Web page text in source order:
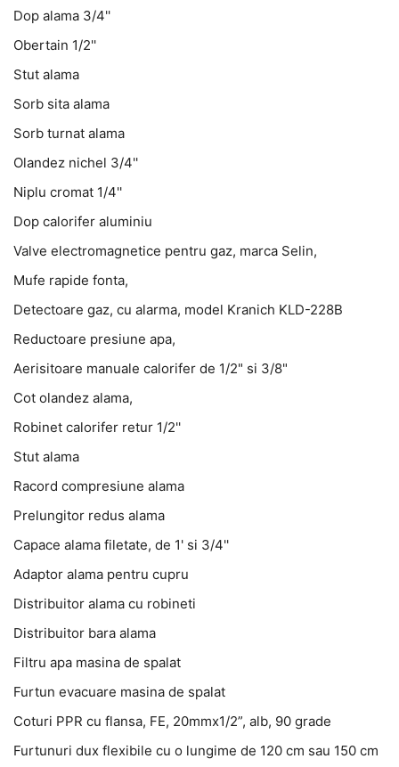
Dop alama 3/4''
Obertain 1/2''
Stut alama
Sorb sita alama
Sorb turnat alama
Olandez nichel 3/4''
Niplu cromat 1/4''
Dop calorifer aluminiu
Valve electromagnetice pentru gaz, marca Selin,
Mufe rapide fonta,
Detectoare gaz, cu alarma, model Kranich KLD-228B
Reductoare presiune apa,
Aerisitoare manuale calorifer de 1/2" si 3/8"
Cot olandez alama,
Robinet calorifer retur 1/2''
Stut alama
Racord compresiune alama
Prelungitor redus alama
Capace alama filetate, de 1' si 3/4''
Adaptor alama pentru cupru
Distribuitor alama cu robineti
Distribuitor bara alama
Filtru apa masina de spalat
Furtun evacuare masina de spalat
Coturi PPR cu flansa, FE, 20mmx1/2”, alb, 90 grade
Furtunuri dux flexibile cu o lungime de 120 cm sau 150 cm